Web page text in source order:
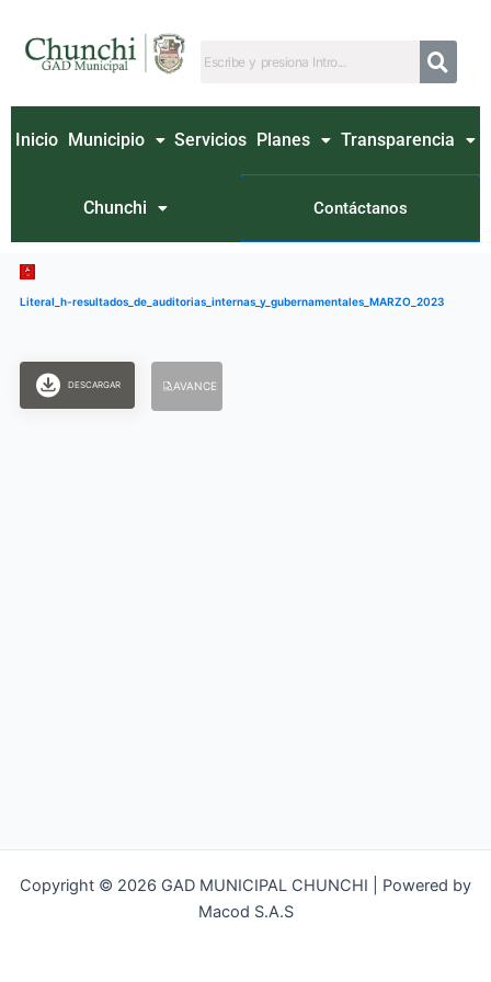
contenido
Inicio Municipio Servicios Planes Transparencia
Chunchi Contáctanos
Literal_h-resultados_de_auditorias_internas_y_gubernamentales_MARZO_2023
DESCARGAR AVANCE
Copyright © 2026 GAD MUNICIPAL CHUNCHI | Powered by
Macod S.A.S